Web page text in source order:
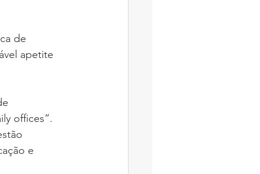
de
apetite
offices”.
e